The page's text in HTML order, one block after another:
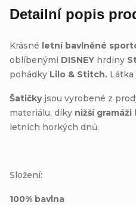
Detailní popis
Krásné letní bavlněné
oblíbenými DISNEY hrdiny
pohádky Lilo & Stitch. Látka
Šatičky jsou vyrobené z
materiálu, díky nižší gramáži
letních horkých dnů.
Složení:
100% bavlna